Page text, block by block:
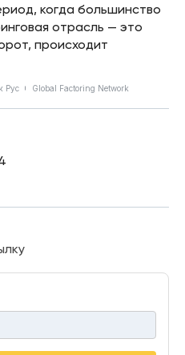
когда большинство
отрасль — это
происходит
Рус Global Factoring Network